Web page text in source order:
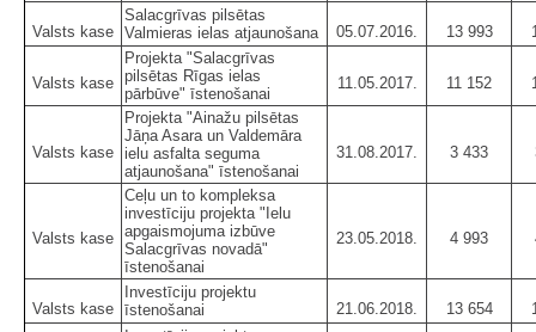
Valsts kase
Salacgrīvas pilsētas
Valmieras ielas atjaunošana
05.07.2016. 13 993
Valsts kase
Projekta "Salacgrīvas
pilsētas Rīgas ielas
pārbūve" īstenošanai
11.05.2017. 11 152
Valsts kase
Projekta "Ainažu pilsētas
Jāņa Asara un Valdemāra
ielu asfalta seguma
atjaunošana" īstenošanai
31.08.2017. 3 433
Valsts kase
Ceļu un to kompleksa
investīciju projekta "Ielu
apgaismojuma izbūve
Salacgrīvas novadā"
īstenošanai
23.05.2018. 4 993
Valsts kase
Investīciju projektu
īstenošanai
21.06.2018. 13 654